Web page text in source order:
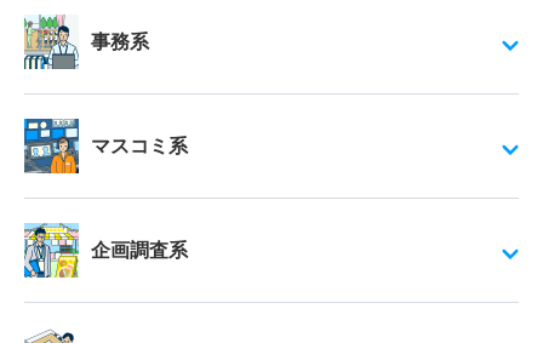
事務系
マスコミ系
企画調査系